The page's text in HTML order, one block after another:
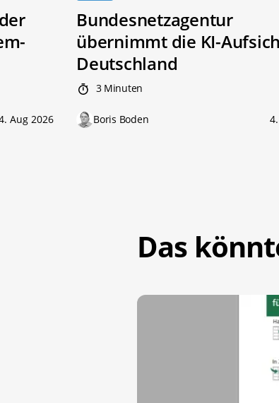
Aug 2026
Bundesnetzagentur
übernimmt die KI-
Deutschland
3 Minuten
Boris Boden
Das